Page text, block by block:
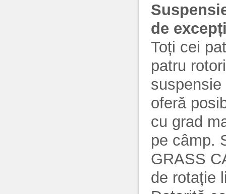
de
Toți cei
patru
oferă
cu grad
pe câmp.
GRASS
de rotație